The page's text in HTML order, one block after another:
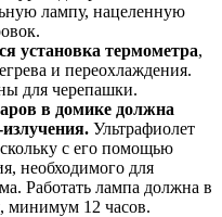
лампу, нацеленную
установка термометра,
и переохлаждения.
для черепашки.
в домике должна
Ультрафиолет
с его помощью
необходимого для
Работать лампа должна в
минимум 12 часов.